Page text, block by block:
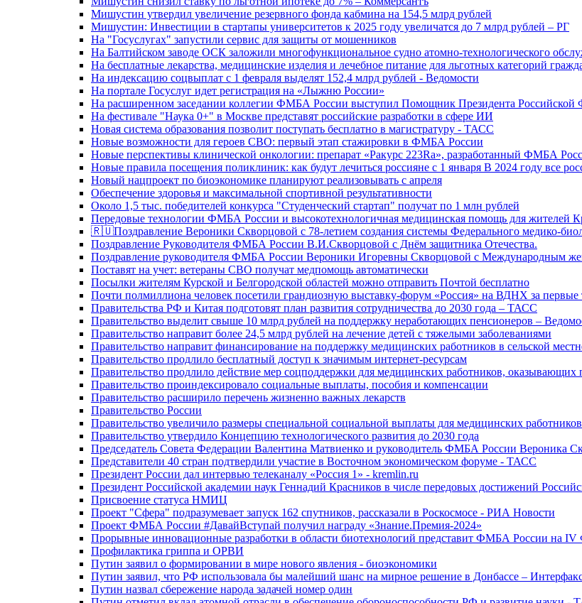
Мишустин утвердил увеличение резервного фонда кабмина на 154,5 млрд рублей
Мишустин: Инвестиции в стартапы университетов к 2025 году увеличатся до 7 млрд рублей – РГ
На "Госуслугах" запустили сервис для защиты от мошенников
На Балтийском заводе ОСК заложили многофункциональное судно атомно-технологического
На бесплатные лекарства, медицинские изделия и лечебное питание для льготных категорий
На индексацию соцвыплат с 1 февраля выделят 152,4 млрд рублей - Ведомости
На портале Госуслуг идет регистрация на «Лыжню России»
На расширенном заседании коллегии ФМБА России выступил Помощник Президента Российской
На фестивале "Наука 0+" в Москве представят российские разработки в сфере ИИ
Новая система образования позволит поступать бесплатно в магистратуру - ТАСС
Новые возможности для героев СВО: первый этап стажировки в ФМБА России
Новые перспективы клинической онкологии: препарат «Ракурс 223Ra», разработанный ФМБА
Новые правила посещения поликлиник: как будут лечиться россияне с 1 января В 2024 году все
Новый нацпроект по биоэкономике планируют реализовывать с апреля
Обеспечение здоровья и максимальной спортивной результативности
Около 1,5 тыс. победителей конкурса "Студенческий стартап" получат по 1 млн рублей
Передовые технологии ФМБА России и высокотехнологичная медицинская помощь для жителей
🇷🇺Поздравление Вероники Скворцовой с 78-летием создания системы Федерального медико-
Поздравление Руководителя ФМБА России В.И.Скворцовой с Днём защитника Отечества.
Поздравление руководителя ФМБА России Вероники Игоревны Скворцовой с Международным
Поставят на учет: ветераны СВО получат медпомощь автоматически
Посылки жителям Курской и Белгородской областей можно отправить Почтой бесплатно
Почти полмиллиона человек посетили грандиозную выставку-форум «Россия» на ВДНХ за первые
Правительства РФ и Китая подготовят план развития сотрудничества до 2030 года – ТАСС
Правительство выделит свыше 10 млрд рублей на поддержку неработающих пенсионеров –
Правительство направит более 24,5 млрд рублей на лечение детей с тяжелыми заболеваниями
Правительство направит финансирование на поддержку медицинских работников в сельской
Правительство продлило бесплатный доступ к значимым интернет-ресурсам
Правительство продлило действие мер соцподдержки для медицинских работников,
Правительство проиндексировало социальные выплаты, пособия и компенсации
Правительство расширило перечень жизненно важных лекарств
Правительство России
Правительство увеличило размеры специальной социальной выплаты для медицинских работников
Правительство утвердило Концепцию технологического развития до 2030 года
Председатель Совета Федерации Валентина Матвиенко и руководитель ФМБА России Вероника
Представители 40 стран подтвердили участие в Восточном экономическом форуме - ТАСС
Президент России дал интервью телеканалу «Россия 1» - kremlin.ru
Президент Российской академии наук Геннадий Красников в числе передовых достижений
Присвоение статуса НМИЦ
Проект "Сфера" подразумевает запуск 162 спутников, рассказали в Роскосмосе - РИА Новости
Проект ФМБА России #ДавайВступай получил награду «Знание.Премия-2024»
Прорывные инновационные разработки в области биотехнологий представит ФМБА России на IV
Профилактика гриппа и ОРВИ
Путин заявил о формировании в мире нового явления - биоэкономики
Путин заявил, что РФ использовала бы малейший шанс на мирное решение в Донбассе –
Путин назвал сбережение народа задачей номер один